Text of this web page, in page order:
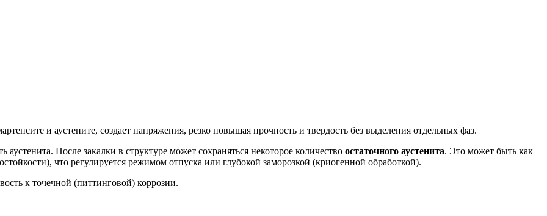
и аустените, создает напряжения, резко повышая прочность и твердость без выделения отдельных фаз.
аустенита. После закалки в структуре может сохраняться некоторое количество остаточного аустенита. Это может быть как
что регулируется режимом отпуска или глубокой заморозкой (криогенной обработкой).
к точечной (питтинговой) коррозии.